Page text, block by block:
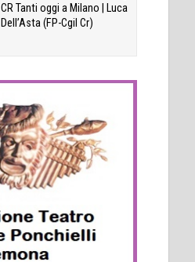
CR Tanti oggi a Milano | Luca
Dell’Asta (FP-Cgil Cr)